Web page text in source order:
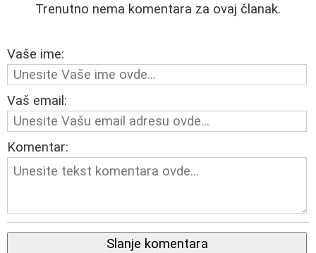
Trenutno nema komentara za ovaj članak.
Vaše ime:
Vaš email:
Komentar:
Slanje komentara